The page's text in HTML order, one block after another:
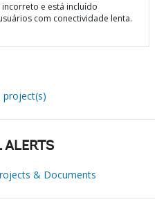
e está incluído
com conectividade lenta.
project(s)
ALERTS
& Documents